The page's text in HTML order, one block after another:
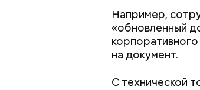
Например,
«обновленный
на документ.
С технической